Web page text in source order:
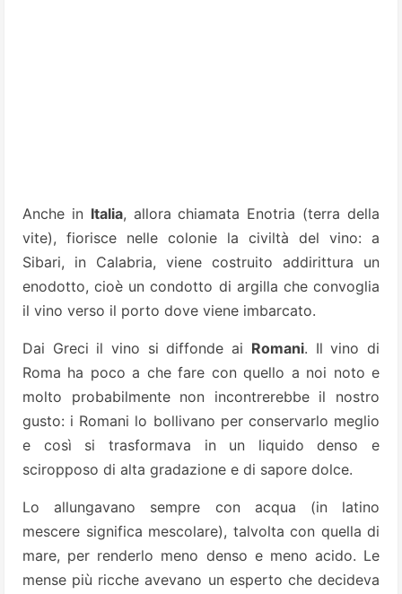
Anche in Italia, allora chiamata Enotria (terra della
vite), fiorisce nelle colonie la civiltà del vino: a
Sibari, in Calabria, viene costruito addirittura un
enodotto, cioè un condotto di argilla che convoglia
il vino verso il porto dove viene imbarcato.
Dai Greci il vino si diffonde ai Romani. Il vino di
Roma ha poco a che fare con quello a noi noto e
molto probabilmente non incontrerebbe il nostro
gusto: i Romani lo bollivano per conservarlo meglio
e così si trasformava in un liquido denso e
sciropposo di alta gradazione e di sapore dolce.
Lo allungavano sempre con acqua (in latino
mescere significa mescolare), talvolta con quella di
mare, per renderlo meno denso e meno acido. Le
mense più ricche avevano un esperto che decideva